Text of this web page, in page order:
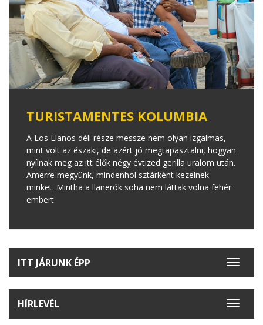
TURISTAMENTES KOLUMBIA
A Los Llanos déli része messze nem olyan izgalmas,
mint volt az északi, de azért jó megtapasztalni, hogyan
nyílnak meg az itt élők négy évtized gerilla uralom után.
Amerre megyünk, mindenhol sztárként kezelnek
minket. Mintha a llanerók soha nem láttak volna fehér
embert.
Toggle
ITT JÁRUNK ÉPP
Toggle
HÍRLEVÉL